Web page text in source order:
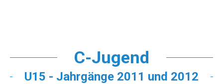
C-Jugend
U15 - Jahrgänge 2011 und 2012